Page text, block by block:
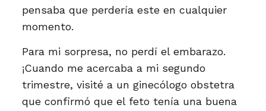
pensaba que perdería este en cualquier
momento.
Para mi sorpresa, no perdí el embarazo.
¡Cuando me acercaba a mi segundo
trimestre, visité a un ginecólogo obstetra
que confirmó que el feto tenía una buena